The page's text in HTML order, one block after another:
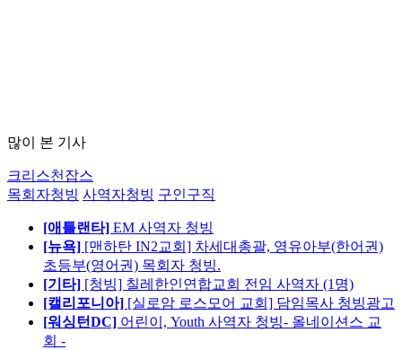
많이 본 기사
크리스천잡스
목회자청빙 사역자청빙 구인구직
[애틀랜타] EM 사역자 청빙
[뉴욕] [맨하탄 IN2교회] 차세대총괄, 영유아부(한어권)
초등부(영어권) 목회자 청빙.
[기타] [청빙] 칠레한인연합교회 전임 사역자 (1명)
[캘리포니아] [실로암 로스모어 교회] 담임목사 청빙광고
[워싱턴DC] 어린이, Youth 사역자 청빙- 올네이션스 교
회 -